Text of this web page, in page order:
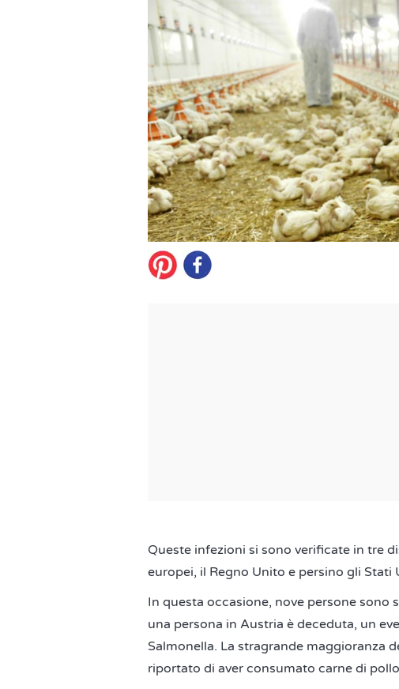
Queste infezioni si sono verificate in tre
europei, il Regno Unito e persino gli Stati
In questa occasione, nove persone sono
una persona in Austria è deceduta, un
Salmonella. La stragrande maggioranza
riportato di aver consumato carne di